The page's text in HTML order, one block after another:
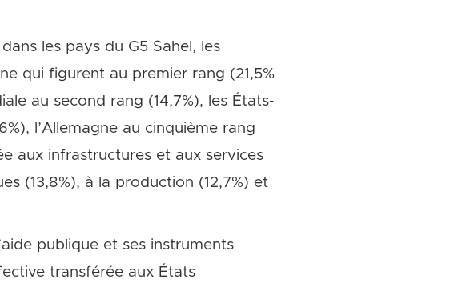
les pays du G5 Sahel, les
qui figurent au premier rang (21,5%
au second rang (14,7%), les États‐
l’Allemagne au cinquième rang
aux infrastructures et aux services
(13,8%), à la production (12,7%) et
publique et ses instruments
transférée aux États